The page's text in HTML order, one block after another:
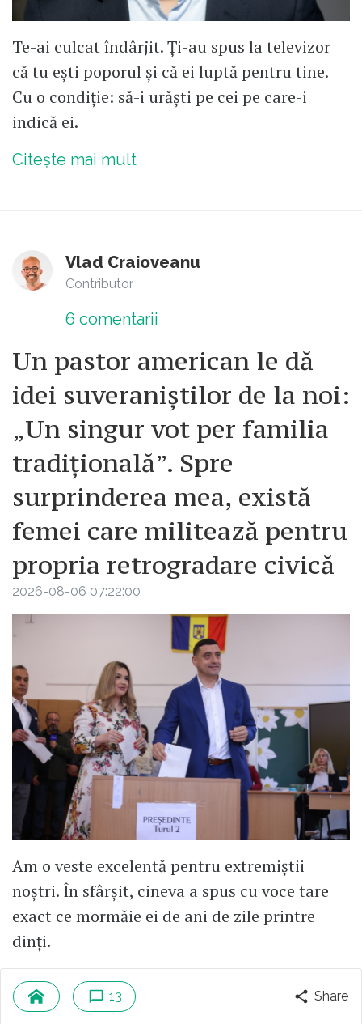
Te-ai culcat îndârjit. Ți-au spus la televizor
că tu ești poporul și că ei luptă pentru tine.
Cu o condiție: să-i urăști pe cei pe care-i
indică ei.
Citește mai mult
Vlad Craioveanu
Contributor
6 comentarii
Un pastor american le dă
idei suveraniștilor de la noi:
„Un singur vot per familia
tradițională”. Spre
surprinderea mea, există
femei care militează pentru
propria retrogradare civică
2026-08-06 07:22:00
Am o veste excelentă pentru extremiștii
noștri. În sfârșit, cineva a spus cu voce tare
exact ce mormăie ei de ani de zile printre
dinți.
Citește mai mult
13 Share